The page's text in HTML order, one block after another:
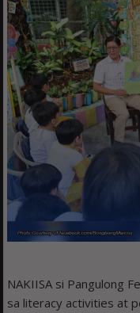
NAKIISA si Pangulong
sa literacy activities at